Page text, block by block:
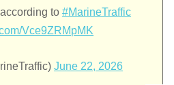
to#MarineTraffic
Vce9ZRMpMK
June 22, 2026